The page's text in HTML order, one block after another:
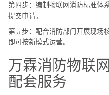
第四步：编制物联网消防标准体
提交申请。
第五步：配合消防部门开展现场
即可按新模式运营。
万霖消防物联
配套服务